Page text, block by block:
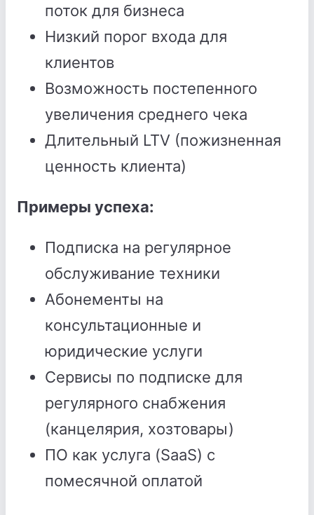
поток для бизнеса
Низкий порог входа для
клиентов
Возможность постепенного
увеличения среднего чека
Длительный LTV (пожизненная
ценность клиента)
Примеры успеха:
Подписка на регулярное
обслуживание техники
Абонементы на
консультационные и
юридические услуги
Сервисы по подписке для
регулярного снабжения
(канцелярия, хозтовары)
ПО как услуга (SaaS) с
помесячной оплатой